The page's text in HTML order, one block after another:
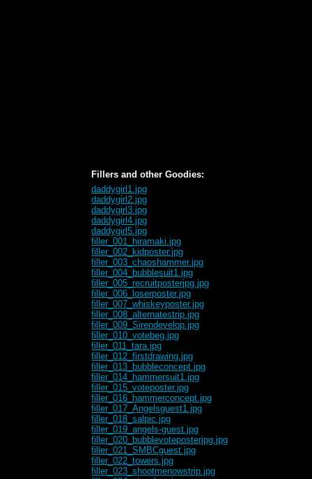
Fillers and other Goodies:
daddygirl1.jpg
daddygirl2.jpg
daddygirl3.jpg
daddygirl4.jpg
daddygirl5.jpg
filler_001_hiramaki.jpg
filler_002_kidposter.jpg
filler_003_chaoshammer.jpg
filler_004_bubblesuit1.jpg
filler_005_recruitposterjpg.jpg
filler_006_loserposter.jpg
filler_007_whiskeyposter.jpg
filler_008_alternatestrip.jpg
filler_009_Sirendevelop.jpg
filler_010_votebeg.jpg
filler_011_tara.jpg
filler_012_firstdrawing.jpg
filler_013_bubbleconcept.jpg
filler_014_hammersuit1.jpg
filler_015_voteposter.jpg
filler_016_hammerconcept.jpg
filler_017_Angelsguest1.jpg
filler_018_salpic.jpg
filler_019_angels-guest.jpg
filler_020_bubblevoteposterjpg.jpg
filler_021_SMBCguest.jpg
filler_022_towers.jpg
filler_023_shootmenowstrip.jpg